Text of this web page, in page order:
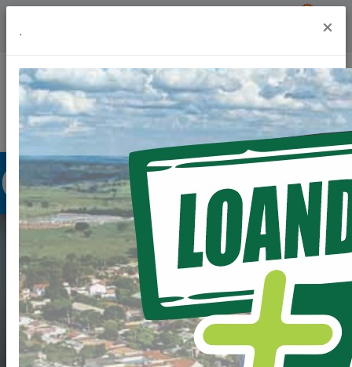
EDITAL DE CHAMADA
PÚBLICA Nº
010/2023-PML -
. ×